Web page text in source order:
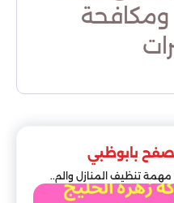
بابوظبي
تنظيف المنازل والم..